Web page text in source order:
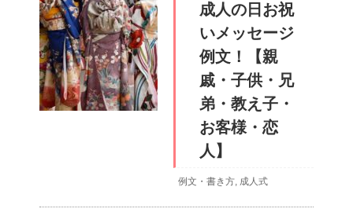
成人の日お祝
いメッセージ
例文！【親
戚・子供・兄
弟・教え子・
お客様・恋
人】
例文・書き方, 成人式